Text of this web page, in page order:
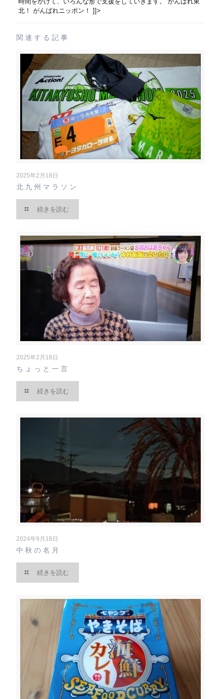
北！ がんばれニッポン！ ]]>
関連する記事
2025年2月18日
北九州マラソン
続きを読む
2025年2月18日
ちょっと一言
続きを読む
2024年9月18日
中秋の名月
続きを読む